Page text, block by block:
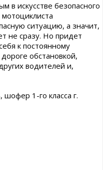
в искусстве безопасного
ситуацию, а значит,
не сразу. Но придет
к постоянному
обстановкой,
водителей и,
1-го класса г.